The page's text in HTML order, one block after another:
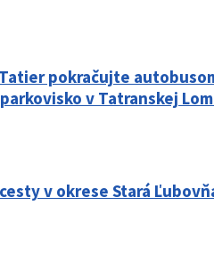
pokračujte
v Tatranskej
v okrese Stará